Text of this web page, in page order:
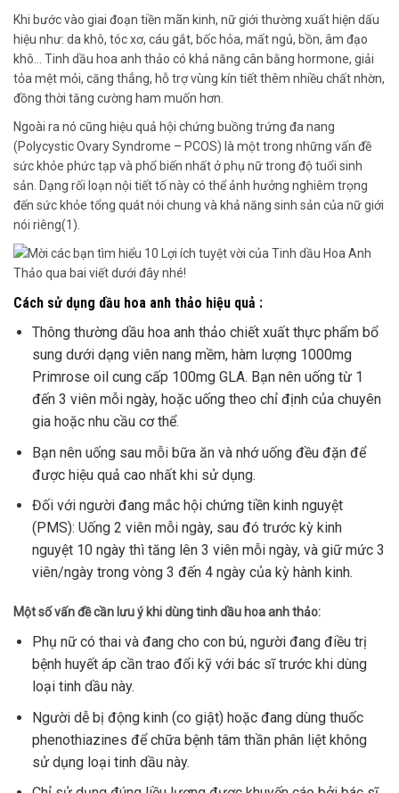
Khi bước vào giai đoạn tiền mãn kinh, nữ giới thường xuất hiện dấu
hiệu như: da khô, tóc xơ, cáu gắt, bốc hỏa, mất ngủ, bồn, âm đạo
khô… Tinh dầu hoa anh thảo có khả năng cân bằng hormone, giải
tỏa mệt mỏi, căng thẳng, hỗ trợ vùng kín tiết thêm nhiều chất nhờn,
đồng thời tăng cường ham muốn hơn.
Ngoài ra nó cũng hiệu quả hội chứng buồng trứng đa nang
(Polycystic Ovary Syndrome – PCOS) là một trong những vấn đề
sức khỏe phức tạp và phổ biến nhất ở phụ nữ trong độ tuổi sinh
sản. Dạng rối loạn nội tiết tố này có thể ảnh hưởng nghiêm trọng
đến sức khỏe tổng quát nói chung và khả năng sinh sản của nữ giới
nói riêng(1).
Cách sử dụng dầu hoa anh thảo hiệu quả :
Thông thường dầu hoa anh thảo chiết xuất thực phẩm bổ
sung dưới dạng viên nang mềm, hàm lượng 1000mg
Primrose oil cung cấp 100mg GLA. Bạn nên uống từ 1
đến 3 viên mỗi ngày, hoặc uống theo chỉ định của chuyên
gia hoặc nhu cầu cơ thể.
Bạn nên uống sau mỗi bữa ăn và nhớ uống đều đặn để
được hiệu quả cao nhất khi sử dụng.
Đối với người đang mắc hội chứng tiền kinh nguyệt
(PMS): Uống 2 viên mỗi ngày, sau đó trước kỳ kinh
nguyệt 10 ngày thì tăng lên 3 viên mỗi ngày, và giữ mức 3
viên/ngày trong vòng 3 đến 4 ngày của kỳ hành kinh.
Một số vấn đề cần lưu ý khi dùng tinh dầu hoa anh thảo:
Phụ nữ có thai và đang cho con bú, người đang điều trị
bệnh huyết áp cần trao đổi kỹ với bác sĩ trước khi dùng
loại tinh dầu này.
Người dễ bị động kinh (co giật) hoặc đang dùng thuốc
phenothiazines để chữa bệnh tâm thần phân liệt không
sử dụng loại tinh dầu này.